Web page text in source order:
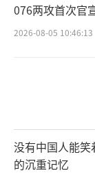
076两攻首次官
2026-08-05 10:46:13
没有中国人能
的沉重记忆